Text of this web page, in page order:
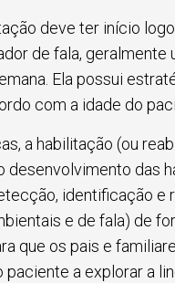
deve ter início
de fala, geralmente
Ela possui
com a idade do
a habilitação (ou
desenvolvimento das
identificação e
e de fala) de
que os pais e
paciente a explorar a